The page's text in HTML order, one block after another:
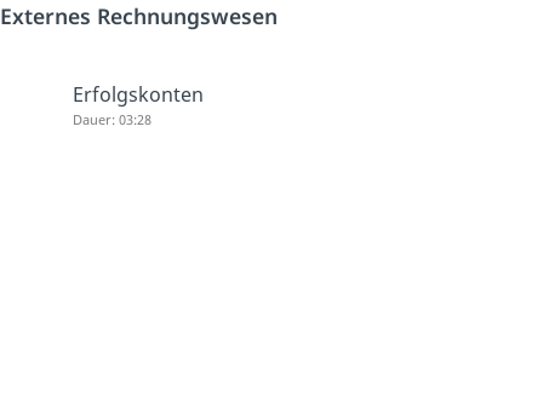
Externes Rechnungswesen
Erfolgskonten
Dauer: 03:28